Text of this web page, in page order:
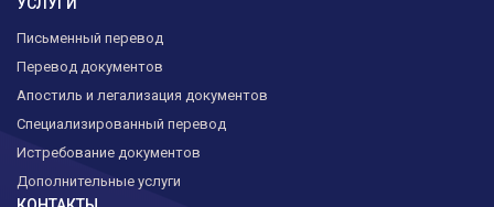
Письменный перевод
Перевод документов
Апостиль и легализация документов
Специализированный перевод
Истребование документов
Дополнительные услуги